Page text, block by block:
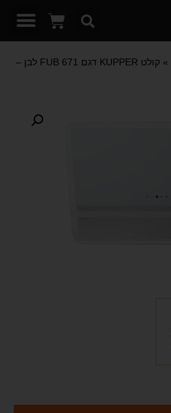
»
קולט KUPPER דגם 671 FUB לבן –